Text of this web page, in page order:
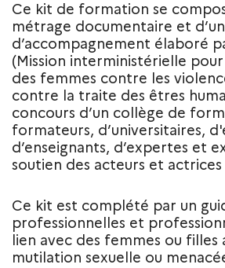
Ce kit de formation se
métrage documentaire et
d’accompagnement élaboré
(Mission interministérielle
des femmes contre les
contre la traite des êtres
concours d’un collège de
formateurs, d’universitaires,
d’enseignants, d’expertes et
soutien des acteurs et
Ce kit est complété par un
professionnelles et
lien avec des femmes ou filles
mutilation sexuelle ou